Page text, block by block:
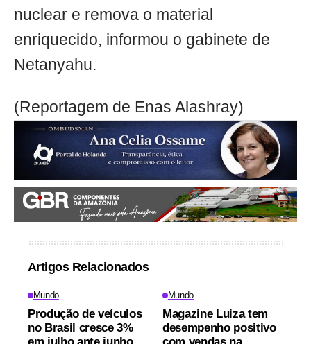
nuclear e remova o material
enriquecido, informou o gabinete de
Netanyahu.
(Reportagem de Enas Alashray)
Artigos Relacionados
Mundo
Produção de veículos
no Brasil cresce 3%
Mundo
Magazine Luiza tem
desempenho positivo